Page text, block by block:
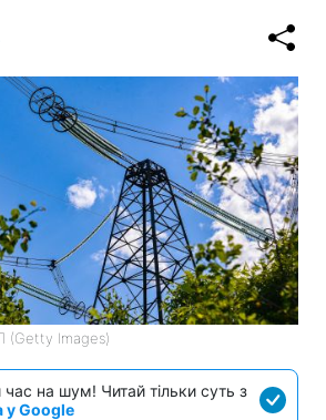
(Getty Images)
на шум! Читай тільки суть з
у Google